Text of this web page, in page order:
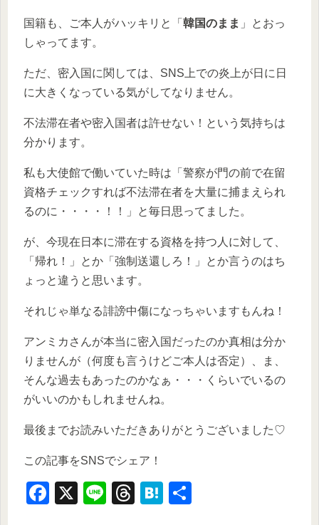
国籍も、ご本人がハッキリと「 韓国のまま 」とおっ
しゃってます。
ただ、密入国に関しては、SNS上での炎上が日に日
に大きくなっている気がしてなりません。
不法滞在者や密入国者は許せない！という気持ちは
分かります。
私も大使館で働いていた時は「警察が門の前で在留
資格チェックすれば不法滞在者を大量に捕まえられ
るのに・・・・！！」と毎日思ってました。
が、今現在日本に滞在する資格を持つ人に対して、
「帰れ！」とか「強制送還しろ！」とか言うのはち
ょっと違うと思います。
それじゃ単なる誹謗中傷になっちゃいますもんね！
アンミカさんが本当に密入国だったのか真相は分か
りませんが（何度も言うけどご本人は否定）、ま、
そんな過去もあったのかなぁ・・・くらいでいるの
がいいのかもしれませんね。
最後までお読みいただきありがとうございました♡
この記事をSNSでシェア！
F
X
Li
T
H